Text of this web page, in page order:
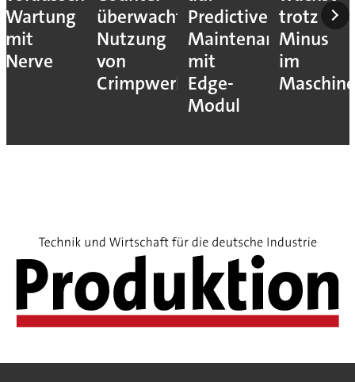
Wartung
mit
Nerve
überwacht
Nutzung
von
Crimpwerkzeugen
Predictive
Maintenance
mit
Edge-
Modul
trotz
Minus
im